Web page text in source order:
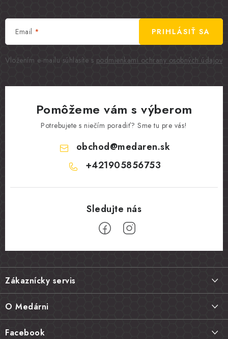
Email
Vložením e-mailu súhlasíte s podmienkami ochrany osobných údajov
PRIHLÁSIŤ SA
Pomôžeme vám s výberom
Potrebujete s niečím poradiť? Sme tu pre vás!
obchod@medaren.sk
+421905856753
Z
á
p
ä
Zákaznícky servis
Vrátenie tovaru, výmena a reklamácie
O Medárni
Facebook